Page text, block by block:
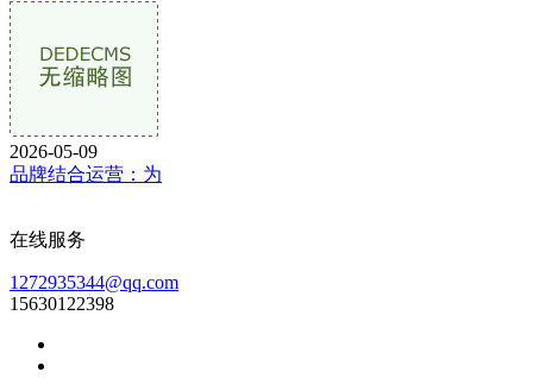
2026-05-09
品牌结合运营：为
在线服务
1272935344@qq.com
15630122398